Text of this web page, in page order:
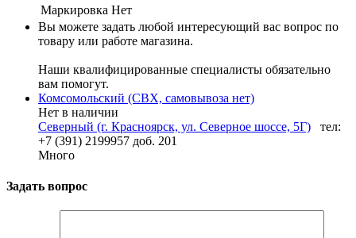
Маркировка Нет
Вы можете задать любой интересующий вас вопрос по
товару или работе магазина.
Наши квалифицированные специалисты обязательно
вам помогут.
Комсомольский (СВХ, самовывоза нет)
Нет в наличии
Северный (г. Красноярск, ул. Северное шоссе, 5Г)
тел:
+7 (391) 2199957 доб. 201
Много
Задать вопрос